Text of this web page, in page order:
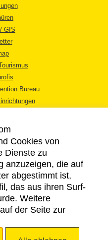
GIS
Bureau
HINWEIS
Cookies von
Dienste zu
anzuzeigen, die auf
abgestimmt ist,
das aus ihren Surf-
Weitere
der Seite zur